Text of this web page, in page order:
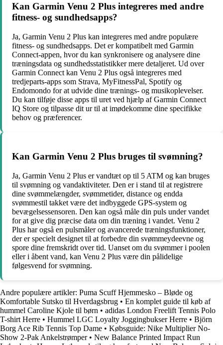
Kan Garmin Venu 2 Plus integreres med andre
fitness- og sundhedsapps?
Ja, Garmin Venu 2 Plus kan integreres med andre populære
fitness- og sundhedsapps. Det er kompatibelt med Garmin
Connect-appen, hvor du kan synkronisere og analysere dine
træningsdata og sundhedsstatistikker mere detaljeret. Ud over
Garmin Connect kan Venu 2 Plus også integreres med
tredjeparts-apps som Strava, MyFitnessPal, Spotify og
Endomondo for at udvide dine trænings- og musikoplevelser.
Du kan tilføje disse apps til uret ved hjælp af Garmin Connect
IQ Store og tilpasse dit ur til at imødekomme dine specifikke
behov og præferencer.
Kan Garmin Venu 2 Plus bruges til svømning?
Ja, Garmin Venu 2 Plus er vandtæt op til 5 ATM og kan bruges
til svømning og vandaktiviteter. Den er i stand til at registrere
dine svømmelængder, svømmetider, distance og endda
svømmestil takket være det indbyggede GPS-system og
bevægelsessensoren. Den kan også måle din puls under vandet
for at give dig præcise data om din træning i vandet. Venu 2
Plus har også en pulsmåler og avancerede træningsfunktioner,
der er specielt designet til at forbedre din svømmeydeevne og
spore dine fremskridt over tid. Uanset om du svømmer i poolen
eller i åbent vand, kan Venu 2 Plus være din pålidelige
følgesvend for svømning.
Andre populære artikler: Puma Scuff Hjemmesko – Bløde og
Komfortable Sutsko til Hverdagsbrug • En komplet guide til køb af
hummel Caroline Kjole til børn • adidas London Freelift Tennis Polo
T-shirt Herre • Hummel LGC Loyalty Joggingbukser Herre • Björn
Borg Ace Rib Tennis Top Dame • Købsguide: Nike Multiplier No-
Show 2-Pak Ankelstrømper• New Balance Printed Impact Run